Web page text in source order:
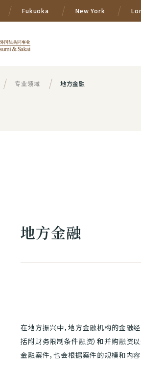
Fukuoka New York
专业领域 地方金融
地方金融
在地方振兴中，地方金融机构的金融
括附财务限制条件融资）和并购融资
金融案件，也会根据案件的规模和内容